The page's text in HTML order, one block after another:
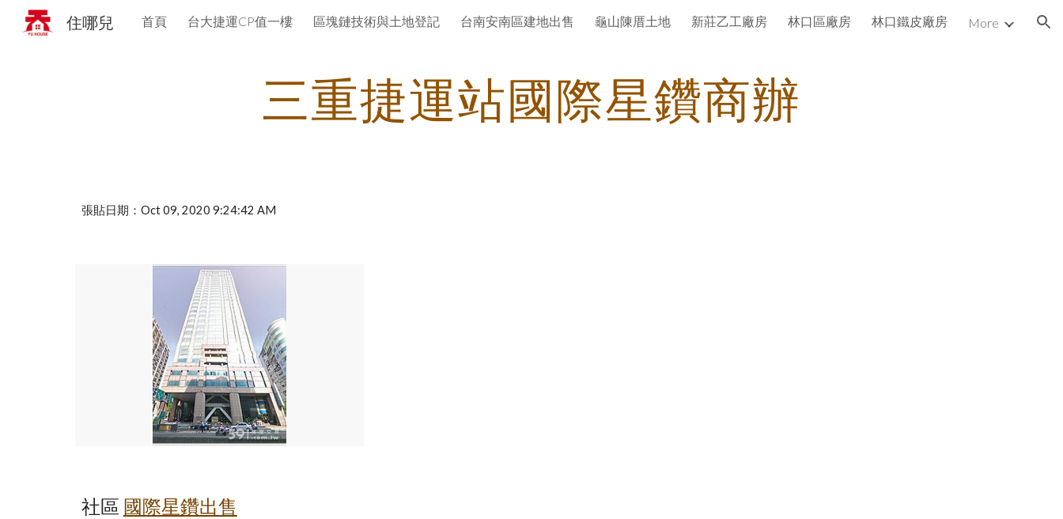
Skip to main content Skip to navigation
住哪兒 首頁 台大捷運CP值一樓 區塊鏈技術與土地登記 台南安南區建地出售 龜山陳厝土地 新莊乙工廠房 林口區廠房 林口鐵皮廠房 More
三重捷運站國際星鑽商辦
張貼日期：Oct 09, 2020 9:24:42 AM
社區 國際星鑽出售